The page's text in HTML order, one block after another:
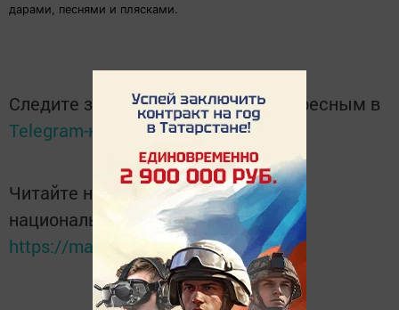
дарами, песнями и плясками.
Следите за самым важным и интересным в
Telegram-канале
Татмедиа
Читайте новости Татарстана в
национальном мессенджере MАХ:
https://max.ru/tatmedia